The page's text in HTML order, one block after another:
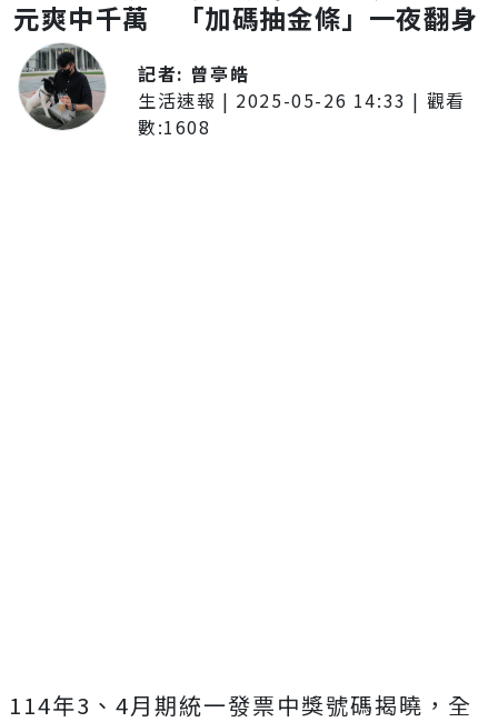
元爽中千萬 「加碼抽金條」一夜翻身
記者: 曾亭皓
生活速報 | 2025-05-26 14:33 | 觀看
數:1608
114年3、4月期統一發票中獎號碼揭曉，全